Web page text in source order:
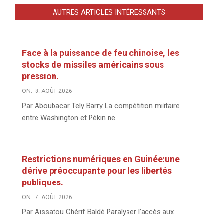
AUTRES ARTICLES INTÉRESSANTS
Face à la puissance de feu chinoise, les
stocks de missiles américains sous
pression.
ON: 8. AOÛT 2026
Par Aboubacar Tely Barry La compétition militaire
entre Washington et Pékin ne
Restrictions numériques en Guinée:une
dérive préoccupante pour les libertés
publiques.
ON: 7. AOÛT 2026
Par Aïssatou Chérif Baldé Paralyser l’accès aux